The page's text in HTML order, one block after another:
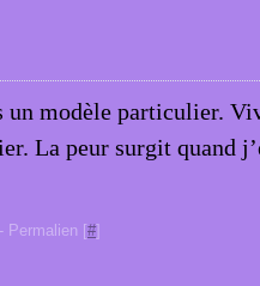
modèle particulier.
La peur surgit quand
- Permalien [#]